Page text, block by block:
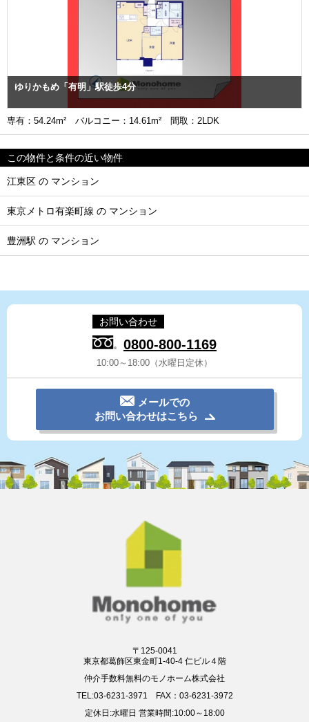
ゆりかもめ「有明」駅徒歩4分
専有：54.24m² バルコニー：14.61m² 間取：2LDK
この物件と条件の近い物件
江東区 の マンション
東京メトロ有楽町線 の マンション
豊洲駅 の マンション
お問い合わせ
0800-800-1169
10:00～18:00（水曜日定休）
メールでの
お問い合わせはこちら
〒125-0041
東京都葛飾区東金町1-40-4 仁ビル４階
仲介手数料無料のモノホーム株式会社
TEL:03-6231-3971 FAX：03-6231-3972
定休日:水曜日 営業時間:10:00～18:00